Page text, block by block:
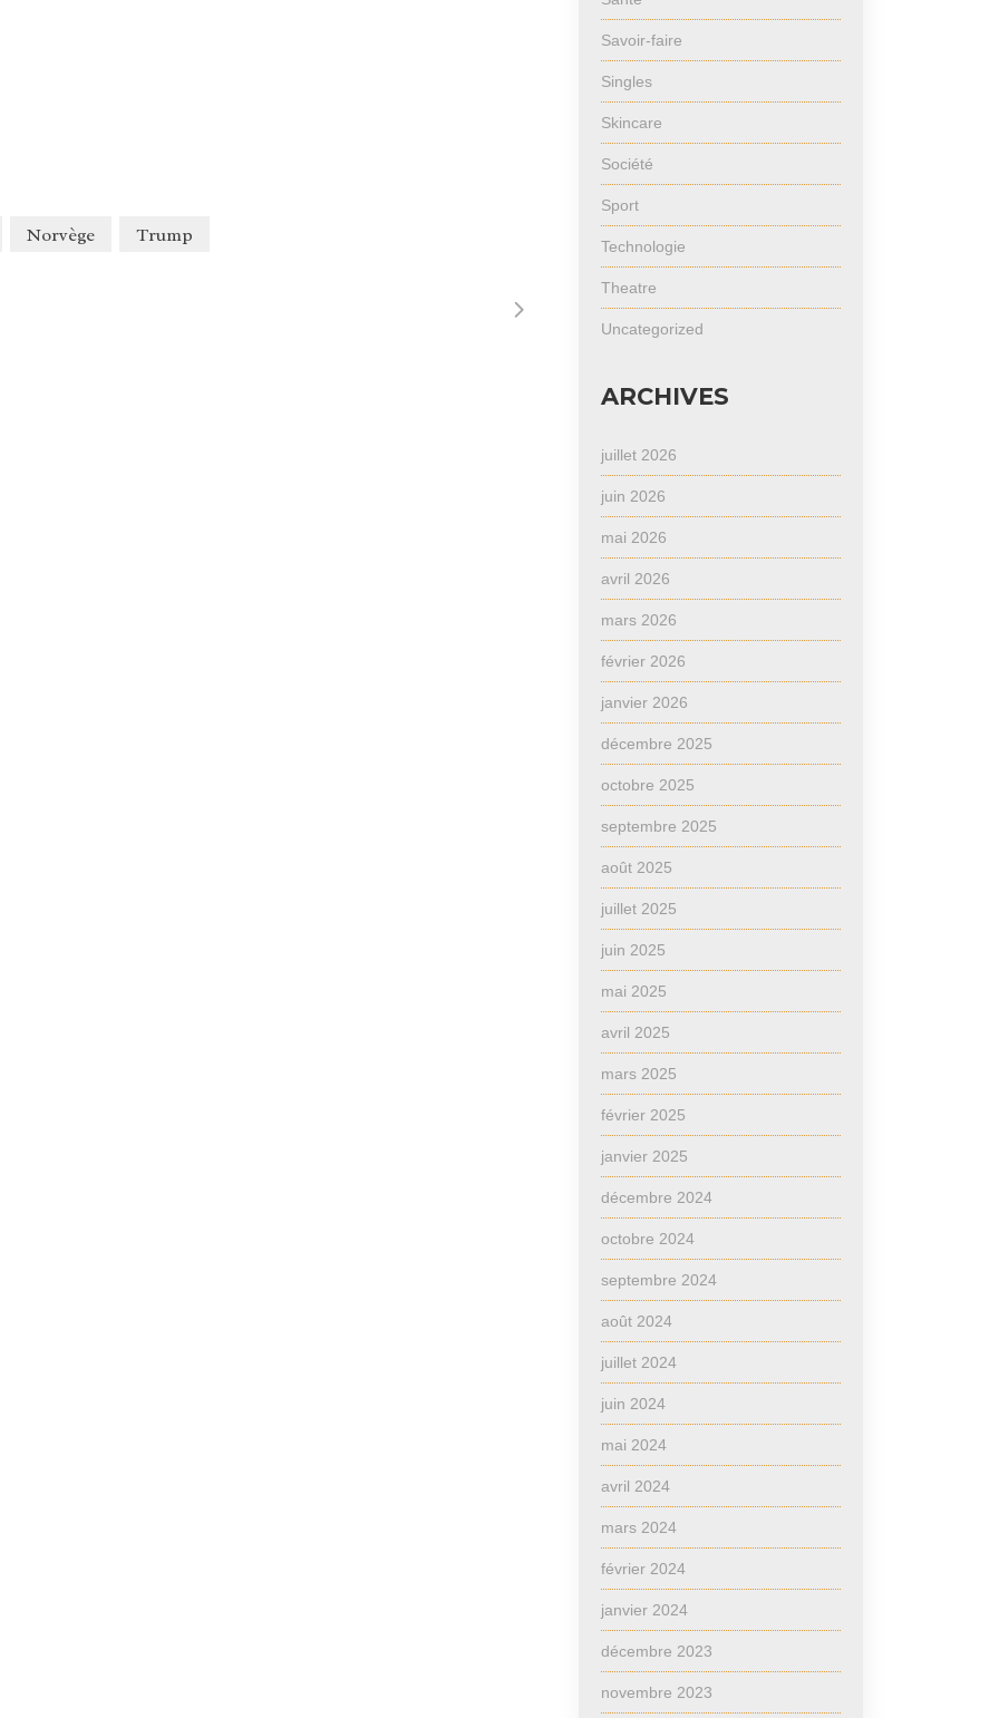
Norvège Trump
Savoir-faire
Singles
Skincare
Société
Sport
Technologie
Theatre
Uncategorized
ARCHIVES
juillet 2026
juin 2026
mai 2026
avril 2026
mars 2026
février 2026
janvier 2026
décembre 2025
octobre 2025
septembre 2025
août 2025
juillet 2025
juin 2025
mai 2025
avril 2025
mars 2025
février 2025
janvier 2025
décembre 2024
octobre 2024
septembre 2024
août 2024
juillet 2024
juin 2024
mai 2024
avril 2024
mars 2024
février 2024
janvier 2024
décembre 2023
novembre 2023